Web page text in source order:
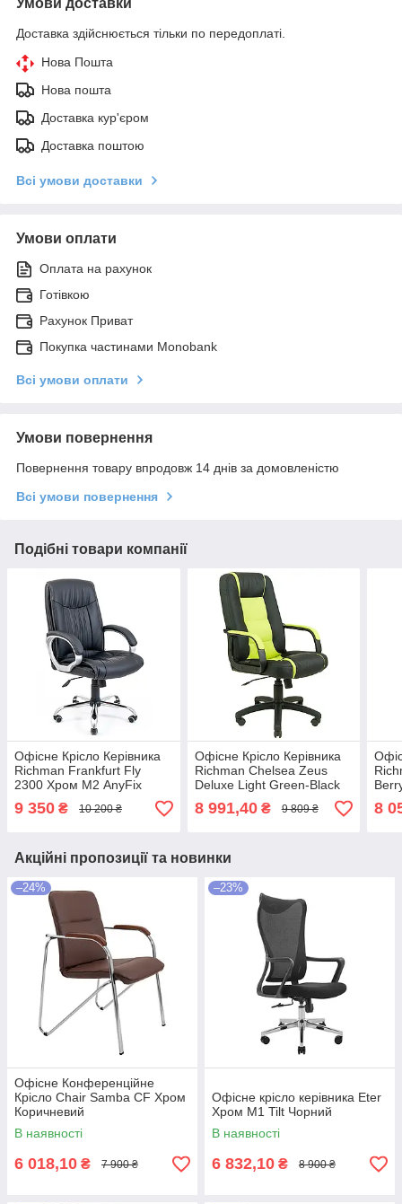
Доставка здійснюється тільки по передоплаті.
Нова Пошта
Нова пошта
Доставка кур'єром
Доставка поштою
Всі умови доставки
Умови оплати
Оплата на рахунок
Готівкою
Рахунок Приват
Покупка частинами Monobank
Всі умови оплати
Умови повернення
Повернення товару впродовж 14 днів за домовленістю
Всі умови повернення
Подібні товари компанії
Офісне Крісло Керівника
Richman Frankfurt Fly
2300 Хром М2 AnyFix
Чорний
9 350 ₴ 10 200 ₴
Офісне Крісло Керівника
Richman Chelsea Zeus
Deluxe Light Green-Black
Пластік Річ М2 AnyFix
Чорно-салатовий
8 991,40₴ 9 809 ₴ 8
Акційні пропозиції та новинки
–24%
Офісне Конференційне
Крісло Chair Samba CF Хром
Коричневий
В наявності
6 018,10 ₴ 7 900 ₴
–23%
Офісне крісло керівника Eter
Хром M1 Tilt Чорний
В наявності
6 832,10 ₴ 8 900 ₴